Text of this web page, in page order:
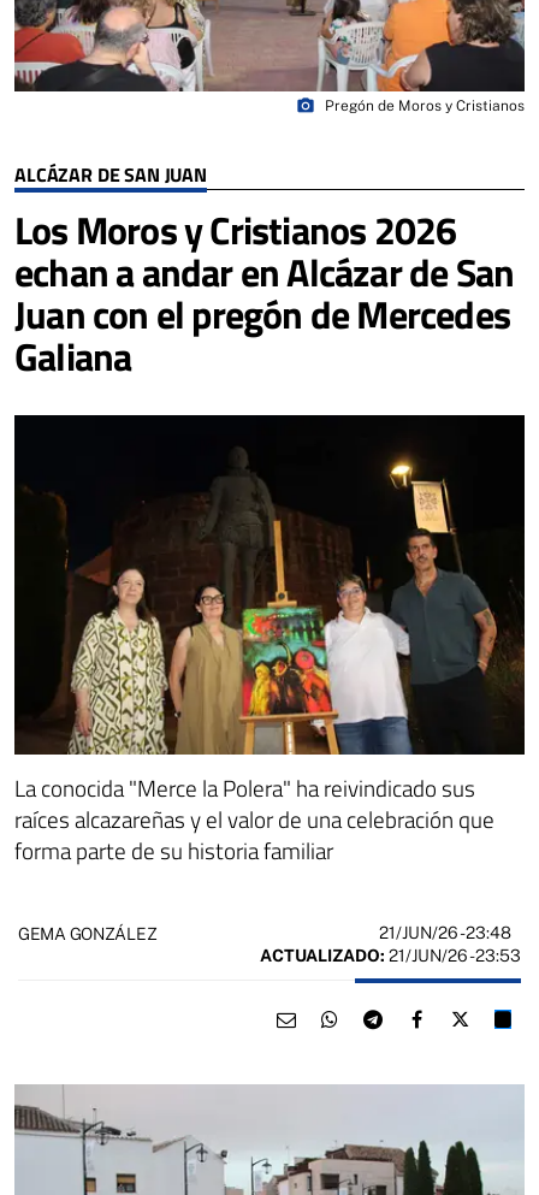
ALCÁZAR DE SAN JUAN
Los Moros y Cristianos 2026
echan a andar en Alcázar de San
Juan con el pregón de Mercedes
Galiana
La conocida "Merce la Polera" ha reivindicado sus
raíces alcazareñas y el valor de una celebración que
forma parte de su historia familiar
photo_camera Pregón de Moros y Cristianos
GEMA GONZÁLEZ 21/JUN/26- 23:48
ACTUALIZADO: 21/JUN/26 - 23:53